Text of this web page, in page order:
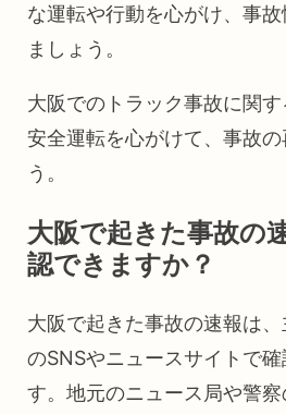
な運転や行動を心がけ、事
ましょう。
大阪でのトラック事故に関す
安全運転を心がけて、事故の
う。
大阪で起きた事故の
認できますか？
大阪で起きた事故の速報は
のSNSやニュースサイトで
す。地元のニュース局や警